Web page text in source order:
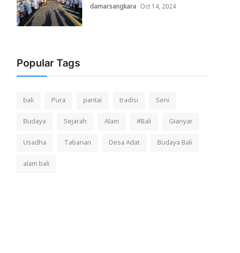
damarsangkara Oct 14, 2024
Popular Tags
bali Pura pantai tradisi
Seni
Budaya
Sejarah Alam #Bali
Gianyar
Usadha
Tabanan Desa Adat
Budaya Bali
alam bali